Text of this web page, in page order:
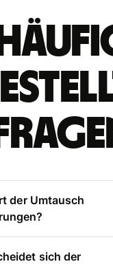
der Umtausch
sich der